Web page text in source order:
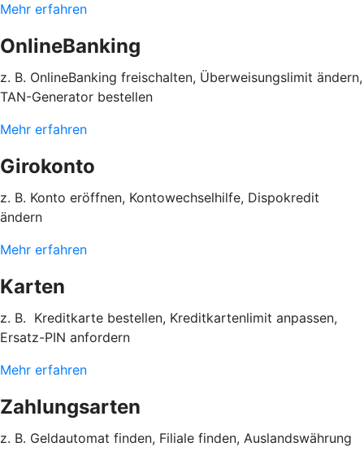
Mehr erfahren
OnlineBanking
z. B. OnlineBanking freischalten, Überweisungslimit ändern,
TAN-Generator bestellen
Mehr erfahren
Girokonto
z. B. Konto eröffnen, Kontowechselhilfe, Dispokredit
ändern
Mehr erfahren
Karten
z. B. Kreditkarte bestellen, Kreditkartenlimit anpassen,
Ersatz-PIN anfordern
Mehr erfahren
Zahlungsarten
z. B. Geldautomat finden, Filiale finden, Auslandswährung